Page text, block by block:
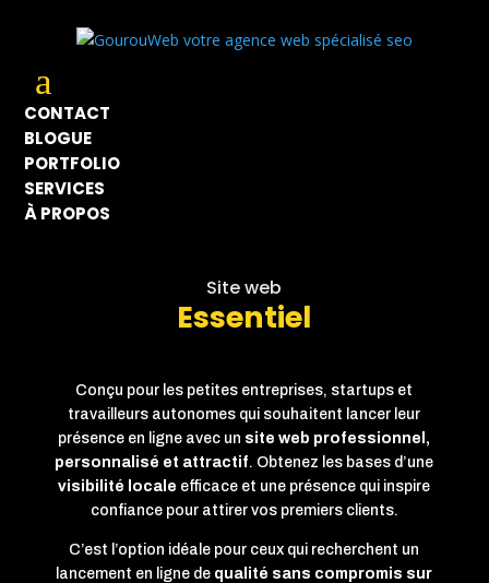
a
CONTACT
BLOGUE
PORTFOLIO
SERVICES
À PROPOS
Site web
Essentiel
Conçu pour les petites entreprises, startups et
travailleurs autonomes qui souhaitent lancer leur
présence en ligne avec un site web professionnel,
personnalisé et attractif. Obtenez les bases d’une
visibilité locale efficace et une présence qui inspire
confiance pour attirer vos premiers clients.
C’est l’option idéale pour ceux qui recherchent un
lancement en ligne de qualité sans compromis sur